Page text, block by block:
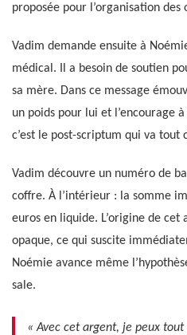
proposée pour l’organisation des
Vadim demande ensuite à
médical. Il a besoin de soutien
sa mère. Dans ce message
un poids pour lui et l’encourage
c’est le post-scriptum qui va tout
Vadim découvre un numéro de
coffre. À l’intérieur : la somme
euros en liquide. L’origine de
opaque, ce qui suscite
Noémie avance même
sale.
« Avec cet argent, je peux